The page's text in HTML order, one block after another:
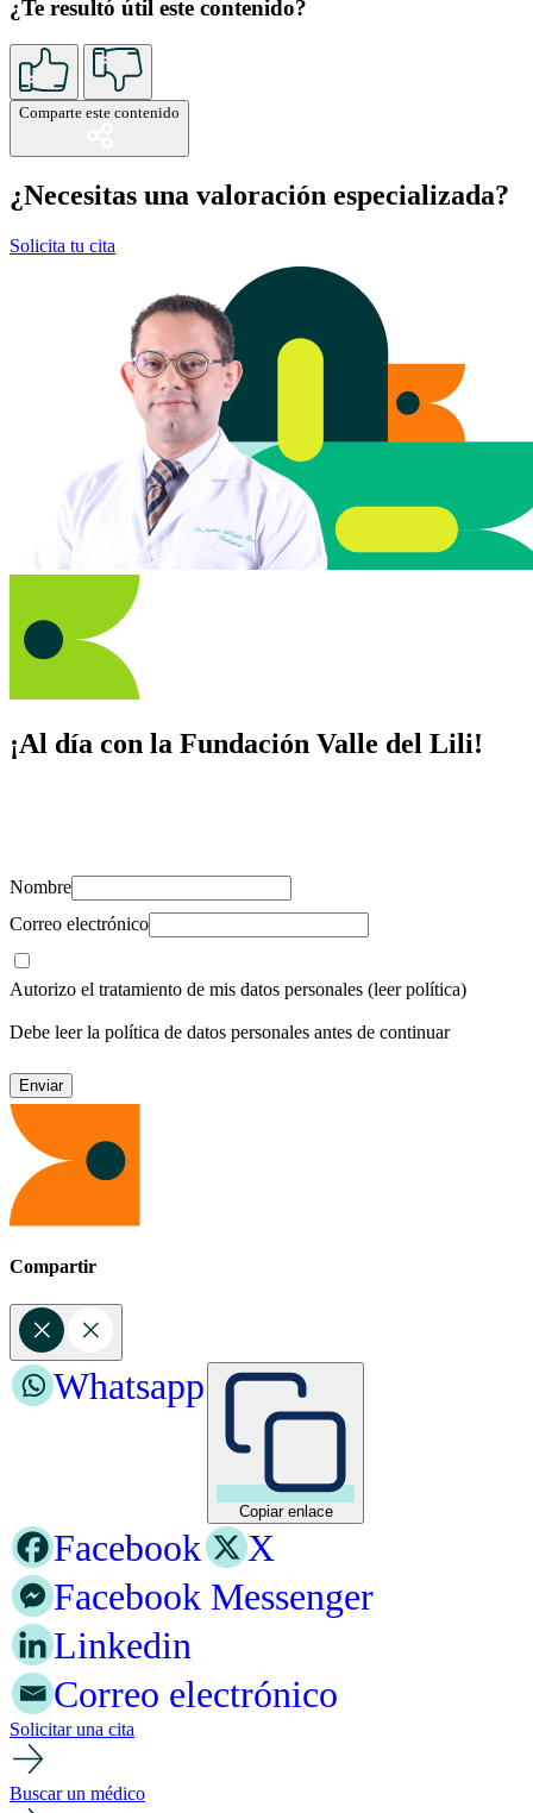
¿Te resultó útil este contenido?
Comparte este contenido
¿Necesitas una valoración especializada?
Solicita tu cita
¡Al día con la Fundación Valle del Lili!
Nombre
Correo electrónico
Autorizo el tratamiento de mis datos personales (leer política)
Debe leer la política de datos personales antes de continuar
Compartir
Copiar enlace
Whatsapp
Facebook
X
Facebook Messenger
Linkedin
Correo electrónico
Solicitar una cita
Buscar un médico